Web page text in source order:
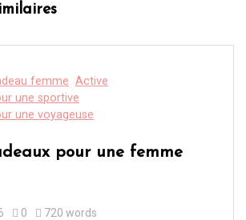
femme Active
une sportive
une voyageuse
pour une femme
0 720 words